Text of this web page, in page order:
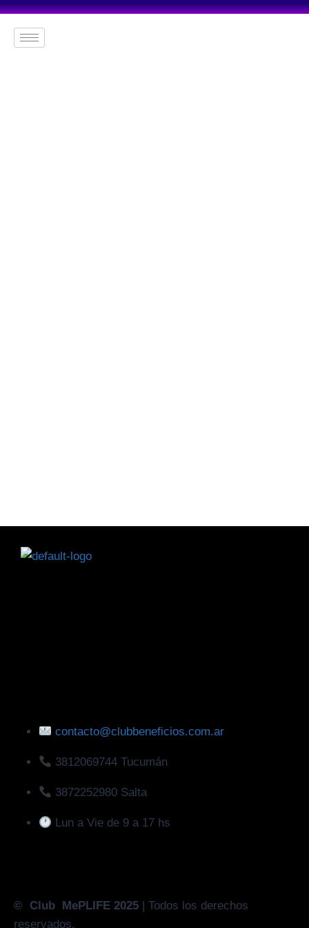
contacto@clubbeneficios.com.ar
3812069744 Tucumán
3872252980 Salta
Lun a Vie de 9 a 17 hs
© Club MePLIFE 2025 | Todos los derechos
reservados.